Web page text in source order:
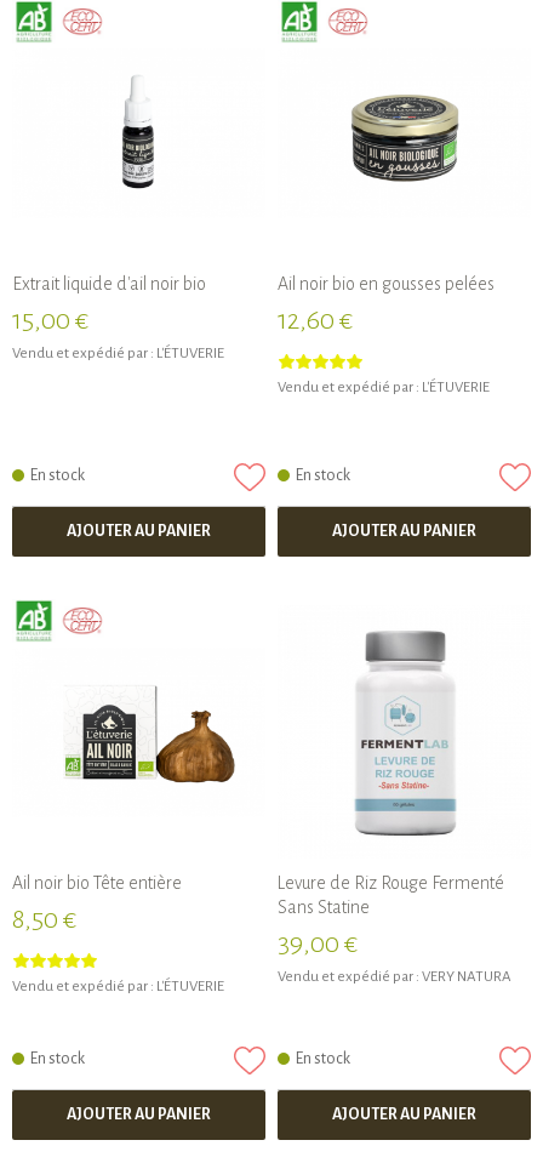
Extrait liquide d'ail noir bio
15,00 €
Vendu et expédié par : L'ÉTUVERIE
En stock
AJOUTER AU PANIER
Ail noir bio en gousses pelées
12,60 €
Vendu et expédié par : L'ÉTUVERIE
En stock
AJOUTER AU PANIER
Ail noir bio Tête entière
8,50 €
Vendu et expédié par : L'ÉTUVERIE
En stock
AJOUTER AU PANIER
Levure de Riz Rouge Fermenté
Sans Statine
39,00 €
Vendu et expédié par : VERY NATURA
En stock
AJOUTER AU PANIER